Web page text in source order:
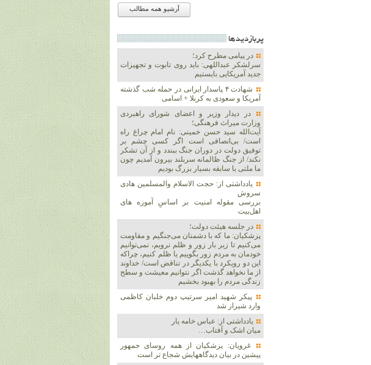
آرشیو همه مطالب
پربازديدها
در پیامی مطرح کرد؛
سرلشکر عبداللهی: باید روی تابوت و تجهیزات
جدید آمریکایی بایستیم
شهادت ۴ پاسدار ایرانی در حمله شب گذشته
آمریکا و سعودی به کربلا + اسامی
در دیدار وزیر و اعضای شورای راهبردی
وزارت‌ میراث فرهنگی؛
آیت‌الله سید حسن خمینی: نام امام چراغ راه
است/ بی‌انصافی است‌ اگر کسی چشم بر
توفیق دولت‌ در دوران جنگ ببندد و از آن تشکر
نکند/ از جنگ ظالمانه سربلند بیرون آمدیم چون
ما ملتی با سابقه بسیار بزرگ بودیم
یادداشتی از: حجت الاسلام والمسلمین هادی
سروش
بررسی مقوله امنیت بر اساسِ آموزه های
اهل‌بیت
در جلسه هیئت دولت؛
پزشکیان: ما که با دشمنان می‌جنگیم و مقاومت
می‌کنیم تا زیر بار زور و ظلم نرویم، نمی‌توانیم
خودمان به مردم زور بگوییم یا ظلم کنیم، چراکه
این دو رویکرد با یکدیگر در تناقض است/ خداوند
از ما نخواهد گذشت اگر نتوانیم معیشت و سطح
زندگی مردم را بهبود بخشیم
پیکر شهید امیر سرتیپ دوم خلبان کاظمی
وارد شیراز شد
یادداشتی از: عباس خامه یار
میان اشک و آفتاب…
غرویان: پزشکیان از همه روسای جمهور
پیشین در بیان دیدگاههایش شجاع تر است